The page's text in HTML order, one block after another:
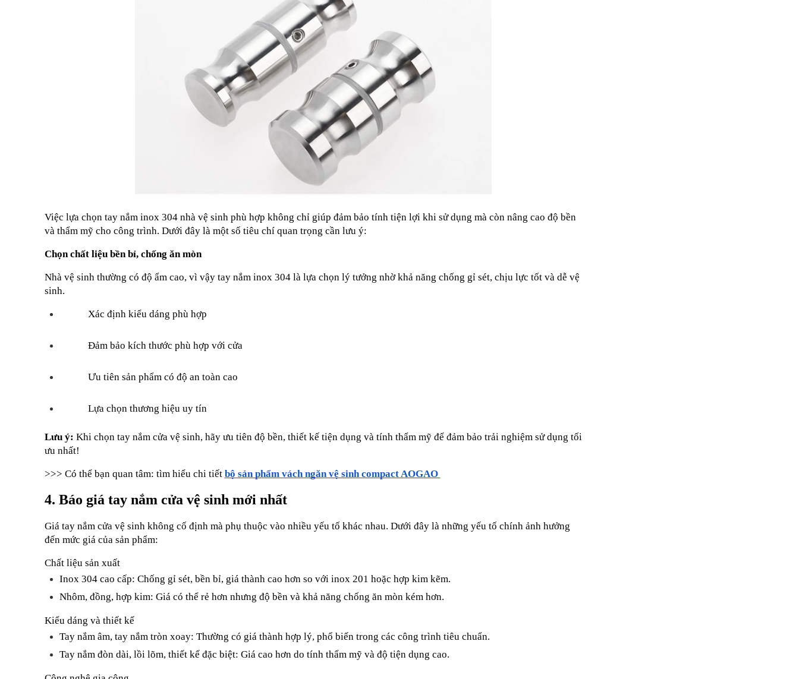
Việc lựa chọn tay nắm inox 304 nhà vệ sinh phù hợp không chỉ giúp đảm bảo tính tiện lợi khi sử dụng mà còn nâng cao độ bền
và thẩm mỹ cho công trình. Dưới đây là một số tiêu chí quan trọng cần lưu ý:
Chọn chất liệu bền bỉ, chống ăn mòn
Nhà vệ sinh thường có độ ẩm cao, vì vậy tay nắm inox 304 là lựa chọn lý tưởng nhờ khả năng chống gỉ sét, chịu lực tốt và dễ vệ
sinh.
Xác định kiểu dáng phù hợp
Đảm bảo kích thước phù hợp với cửa
Ưu tiên sản phẩm có độ an toàn cao
Lựa chọn thương hiệu uy tín
Lưu ý: Khi chọn tay nắm cửa vệ sinh, hãy ưu tiên độ bền, thiết kế tiện dụng và tính thẩm mỹ để đảm bảo trải nghiệm sử dụng tối
ưu nhất!
>>> Có thể bạn quan tâm: tìm hiểu chi tiết bộ sản phẩm vách ngăn vệ sinh compact AOGAO
4. Báo giá tay nắm cửa vệ sinh mới nhất
Giá tay nắm cửa vệ sinh không cố định mà phụ thuộc vào nhiều yếu tố khác nhau. Dưới đây là những yếu tố chính ảnh hưởng
đến mức giá của sản phẩm:
Chất liệu sản xuất
Inox 304 cao cấp: Chống gỉ sét, bền bỉ, giá thành cao hơn so với inox 201 hoặc hợp kim kẽm.
Nhôm, đồng, hợp kim: Giá có thể rẻ hơn nhưng độ bền và khả năng chống ăn mòn kém hơn.
Kiểu dáng và thiết kế
Tay nắm âm, tay nắm tròn xoay: Thường có giá thành hợp lý, phổ biến trong các công trình tiêu chuẩn.
Tay nắm đòn dài, lồi lõm, thiết kế đặc biệt: Giá cao hơn do tính thẩm mỹ và độ tiện dụng cao.